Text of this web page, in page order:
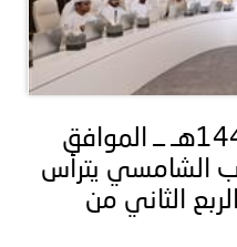
السعودية ـ 1448/02/20هـ ــ الموافق
م - حارب الشامسي يترأس
الثاني من